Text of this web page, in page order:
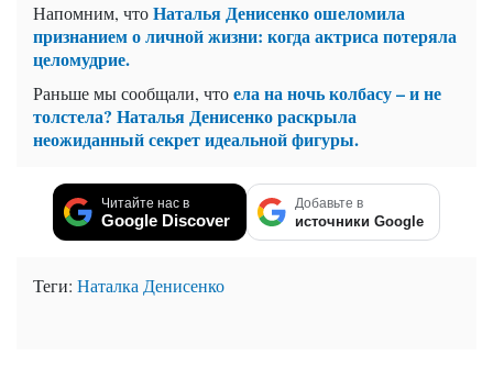
Напомним, чтоНаталья Денисенко ошеломила
признанием о личной жизни: когда актриса потеряла
целомудрие.
Раньше мы сообщали, чтоела на ночь колбасу – и не
толстела? Наталья Денисенко раскрыла
неожиданный секрет идеальной фигуры.
Читайте нас в
Google Discover
Добавьте в
источники Google
Теги: Наталка Денисенко